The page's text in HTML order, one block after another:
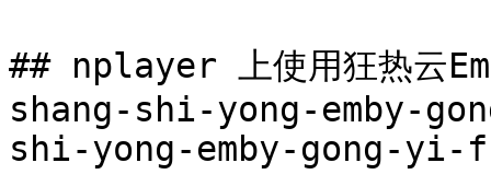
## nplayer 上使用狂热云
shang-shi-yong-emby-
shi-yong-emby-gong-yi-